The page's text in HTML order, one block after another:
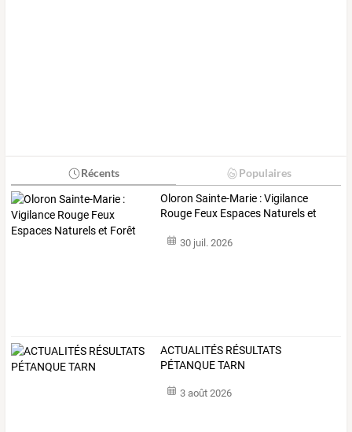
Récents Populaires
Oloron Sainte-Marie : Vigilance
Rouge Feux Espaces Naturels et
30 juil. 2026
ACTUALITÉS RÉSULTATS
PÉTANQUE TARN
3 août 2026